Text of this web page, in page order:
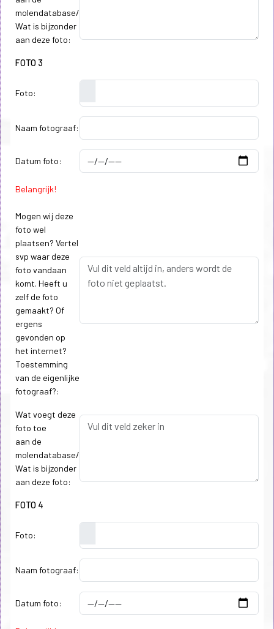
molendatabase/
Wat is bijzonder
aan deze foto:
FOTO 3
Foto:
Naam fotograaf:
Datum foto:
Belangrijk!
Mogen wij deze
foto wel
plaatsen? Vertel
svp waar deze
foto vandaan
komt. Heeft u
zelf de foto
gemaakt? Of
ergens
gevonden op
het internet?
Toestemming
van de eigenlijke
fotograaf?:
Wat voegt deze
foto toe
aan de
molendatabase/
Wat is bijzonder
aan deze foto:
FOTO 4
Foto:
Naam fotograaf:
Datum foto: